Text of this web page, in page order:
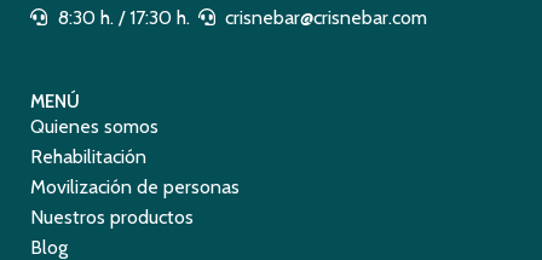
8:30 h. / 17:30 h.
crisnebar@crisnebar.com
MENÚ
Quienes somos
Rehabilitación
Movilización de personas
Nuestros productos
Blog